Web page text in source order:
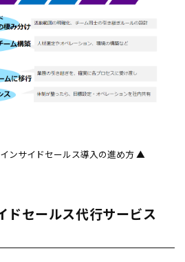
ンサイドセールス導入の進め方 ▲
ドセールス代行サービス